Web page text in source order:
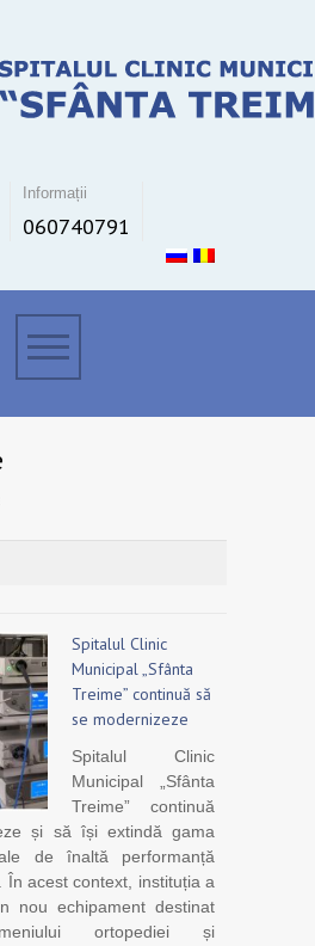
Informații
060740791
Spitalul Clinic
Municipal „Sfânta
Treime” continuă să
se modernizeze
Spitalul Clinic
Municipal „Sfânta
Treime” continuă
și să își extindă gama
de înaltă performanță
În acest context, instituția a
nou echipament destinat
ortopediei și